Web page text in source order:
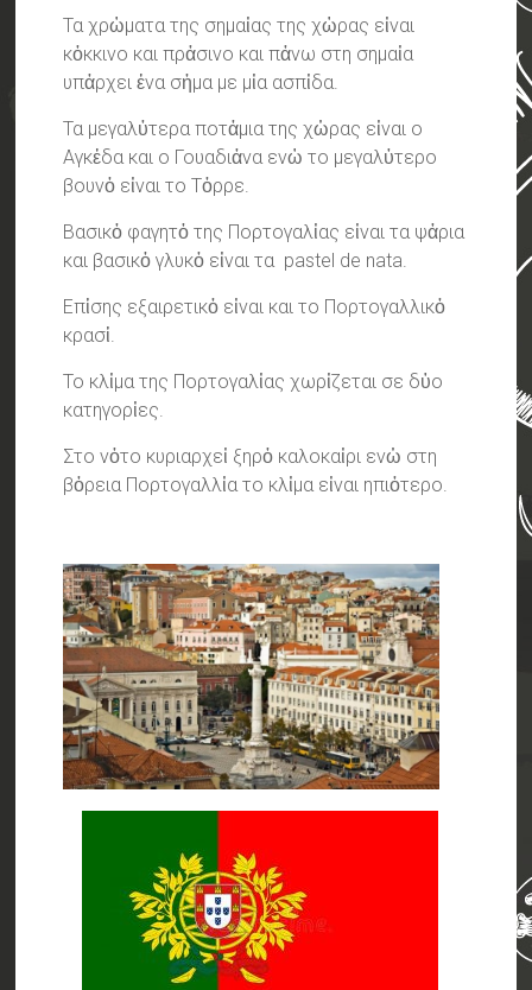
Τα χρὠματα της σημαἰας της χὠρας εἰναι
κὀκκινο και πρἀσινο και πἀνω στη σημαἰα
υπἀρχει ἐνα σἠμα με μἰα ασπἰδα.
Τα μεγαλὐτερα ποτἀμια της χὡρας εἰναι ο
Αγκἐδα και ο Γουαδιἀνα ενὠ το μεγαλὐτερο
βουνὀ εἰναι το Τὀρρε.
Βασικὀ φαγητὀ της Πορτογαλἰας εἰναι τα ψἀρια
και βασικὀ γλυκὀ εἰναι τα pastel de nata.
Επἱσης εξαιρετικὀ εἰναι και το Πορτογαλλικὀ
κρασἱ.
Το κλἰμα της Πορτογαλἰας χωρἰζεται σε δὑο
κατηγορἰες.
Στο νὀτο κυριαρχεἰ ξηρὀ καλοκαἰρι ενὡ στη
βὀρεια Πορτογαλλἰα το κλἰμα εἰναι ηπιὀτερο.